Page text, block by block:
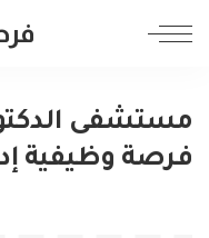
مستشفى
فرصة وظيفية